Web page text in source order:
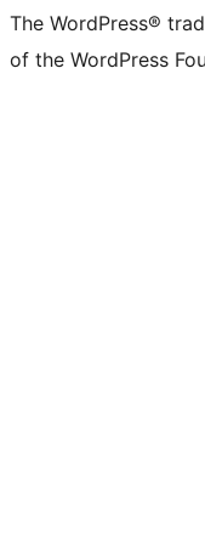
The WordPress®
of the WordPress